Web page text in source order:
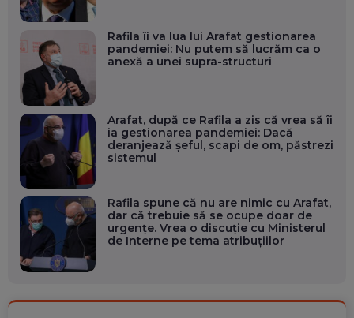
Rafila îi va lua lui Arafat gestionarea
pandemiei: Nu putem să lucrăm ca o
anexă a unei supra-structuri
Arafat, după ce Rafila a zis că vrea să îi
ia gestionarea pandemiei: Dacă
deranjează șeful, scapi de om, păstrezi
sistemul
Rafila spune că nu are nimic cu Arafat,
dar că trebuie să se ocupe doar de
urgenţe. Vrea o discuție cu Ministerul
de Interne pe tema atribuţiilor